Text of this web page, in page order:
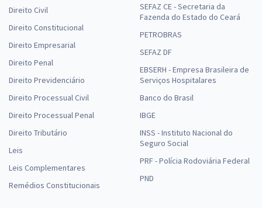
Direito Civil
Direito Constitucional
Direito Empresarial
Direito Penal
Direito Previdenciário
Direito Processual Civil
Direito Processual Penal
Direito Tributário
Leis
Leis Complementares
Remédios Constitucionais
SEFAZ CE - Secretaria da
Fazenda do Estado do Ceará
PETROBRAS
SEFAZ DF
EBSERH - Empresa Brasileira de
Serviços Hospitalares
Banco do Brasil
IBGE
INSS - Instituto Nacional do
Seguro Social
PRF - Polícia Rodoviária Federal
PND